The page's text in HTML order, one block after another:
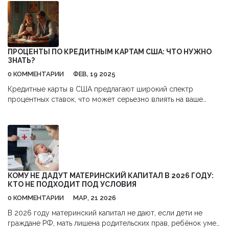
формального образования. В статье рассмотрены основные
шаги для самостоятельного изучения финансов: от поиска
проверенных источников информации и выбора курсов до
практического применения знаний. Также предложены
советы по составлению бюджета и инвестированию.
ПРОЦЕНТЫ ПО КРЕДИТНЫМ КАРТАМ США: ЧТО НУЖНО
ЗНАТЬ?
0 КОММЕНТАРИИ ФЕВ, 19 2025
Кредитные карты в США предлагают широкий спектр
процентных ставок, что может серьезно влиять на ваше
о средних процентных ставках, факторах, влияющих на их
увеличение, и как можно минимизировать переплаты. В
статье найдутся полезные советы по управлению
задолженностью и оптимизации кредитного рейтинга.
КОМУ НЕ ДАДУТ МАТЕРИНСКИЙ КАПИТАЛ В 2026 ГОДУ:
КТО НЕ ПОДХОДИТ ПОД УСЛОВИЯ
0 КОММЕНТАРИИ МАР, 21 2026
В 2026 году материнский капитал не дают, если дети не
граждане РФ, мать лишена родительских прав, ребёнок умер